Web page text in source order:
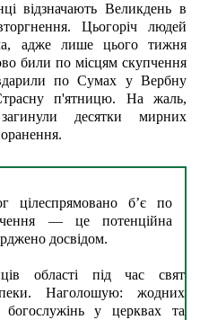
відзначають Великдень в
Цьогоріч людей
адже лише цього тижня
били по місцям скупчення
по Сумах у Вербну
п'ятницю. На жаль,
десятки мирних
б’є по
— це потенційна
досвідом.
області під час свят
Наголошую: жодних
богослужінь у церквах та